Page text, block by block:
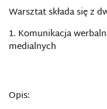
Warsztat składa się z
Komunikacja
medialnych
Opis: